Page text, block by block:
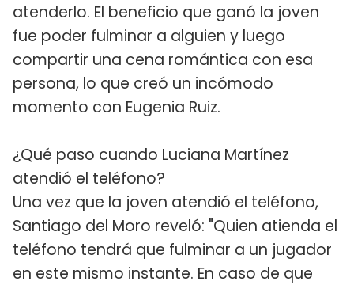
atenderlo. El beneficio que ganó la joven
fue poder fulminar a alguien y luego
compartir una cena romántica con esa
persona, lo que creó un incómodo
momento con Eugenia Ruiz.
¿Qué paso cuando Luciana Martínez
atendió el teléfono?
Una vez que la joven atendió el teléfono,
Santiago del Moro reveló: "Quien atienda el
teléfono tendrá que fulminar a un jugador
en este mismo instante. En caso de que